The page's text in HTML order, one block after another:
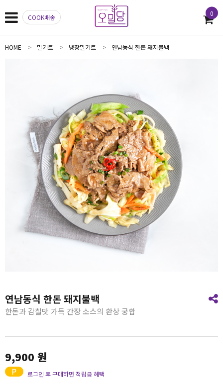
COOK배송 0
HOME 밀키트 냉장밀키트 연남동식 한돈 돼지불백
연남동식 한돈 돼지불백
한돈과 감칠맛 가득 간장 소스의 환상 궁합
9,900 원
로그인 후 구매하면 적립금 혜택